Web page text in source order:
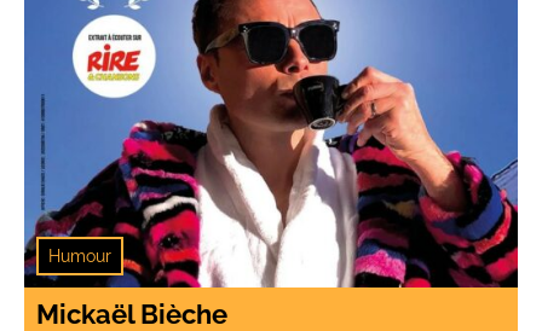
Humour
Mickaël Bièche